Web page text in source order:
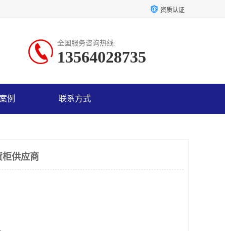
资质认证
全国服务咨询热线:
13564028735
例 联系方式
供应商